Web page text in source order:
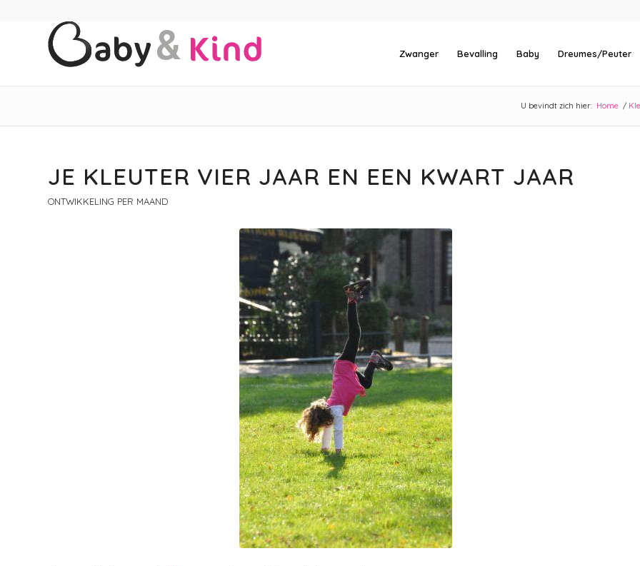
Zwanger Bevalling Baby Dreumes/Peuter
U bevindt zich hier: Home /
JE KLEUTER VIER JAAR EN EEN KWART JAAR
ONTWIKKELING PER MAAND